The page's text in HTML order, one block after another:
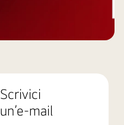
Scrivici
un’e-mail